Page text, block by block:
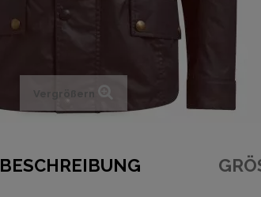
Vergrößern
BESCHREIBUNG